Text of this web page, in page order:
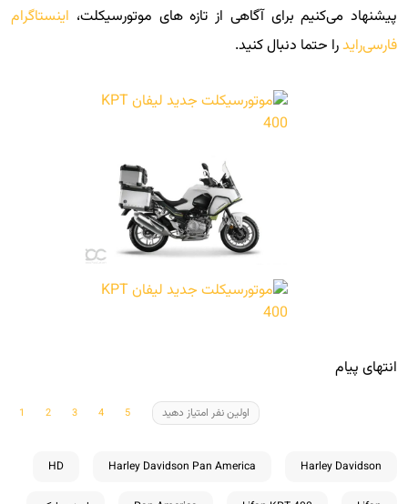
پیشنهاد می‌کنیم برای آگاهی از تازه های موتورسیکلت، اینستاگرام
فارسی‌رایدرا حتما دنبال کنید.
انتهای پیام
اولین نفر امتیاز دهید
Harley Davidson
Harley Davidson Pan America
HD